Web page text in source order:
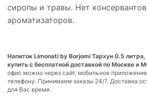
сиропы и травы. Нет
ароматизаторов.
Напиток Limonati by Borjomi Тархун 0.5 литра,
купить с бесплатной доставкой по Москве и
офис можно через сайт, мобильное
телефону. Принимаем заказы 24/7. Доставка
для Вас время.